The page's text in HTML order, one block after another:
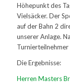
Höhepunkt des
Vielsäcker. Der
auf der Bahn 2
unserer Anlage.
Turnierteilnehmer
Die Ergebnisse:
Herren Masters